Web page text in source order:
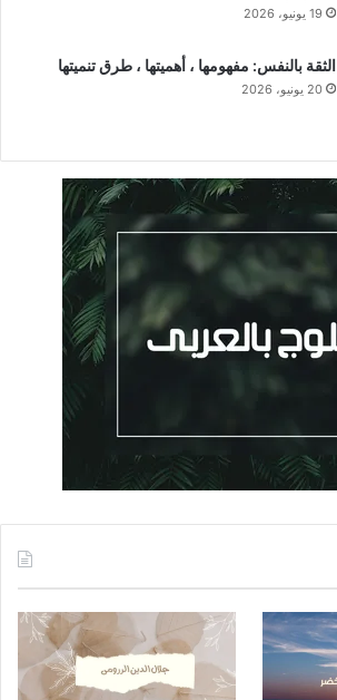
19 يونيو، 2026
الثقة بالنفس: مفهومها ، أهميتها ، طرق تنميتها
20 يونيو، 2026